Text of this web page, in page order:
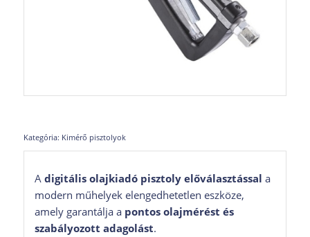
Kategória: Kimérő pisztolyok
A digitális olajkiadó pisztoly előválasztással a
modern műhelyek elengedhetetlen eszköze,
amely garantálja a pontos olajmérést és
szabályozott adagolást.